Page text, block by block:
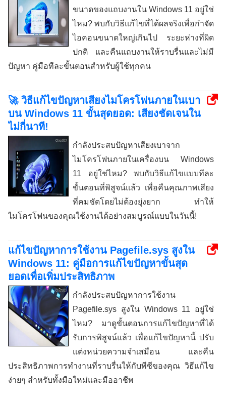
ขนาดของแถบงานใน Windows 11 อยู่ใช่
ไหม? พบกับวิธีแก้ไขที่ได้ผลจริงเพื่อกำจัด
ไอคอนขนาดใหญ่เกินไป ระยะห่างที่ผิด
ปกติ และคืนแถบงานให้ราบรื่นและไม่มี
ปัญหา คู่มือทีละขั้นตอนสำหรับผู้ใช้ทุกคน
🚀 วิธีแก้ไขปัญหาเสียงไมโครโฟนภายในเบา
บน Windows 11 ขั้นสุดยอด: เสียงชัดเจนใน
ไม่กี่นาที!
กำลังประสบปัญหาเสียงเบาจาก
ไมโครโฟนภายในเครื่องบน Windows
11 อยู่ใช่ไหม? พบกับวิธีแก้ไขแบบทีละ
ขั้นตอนที่พิสูจน์แล้ว เพื่อคืนคุณภาพเสียง
ที่คมชัดโดยไม่ต้องยุ่งยาก ทำให้
ไมโครโฟนของคุณใช้งานได้อย่างสมบูรณ์แบบในวันนี้!
แก้ไขปัญหาการใช้งาน Pagefile.sys สูงใน
Windows 11: คู่มือการแก้ไขปัญหาขั้นสุด
ยอดเพื่อเพิ่มประสิทธิภาพ
กำลังประสบปัญหาการใช้งาน
Pagefile.sys สูงใน Windows 11 อยู่ใช่
ไหม? มาดูขั้นตอนการแก้ไขปัญหาที่ได้
รับการพิสูจน์แล้ว เพื่อแก้ไขปัญหานี้ ปรับ
แต่งหน่วยความจำเสมือน และคืน
ประสิทธิภาพการทำงานที่ราบรื่นให้กับพีซีของคุณ วิธีแก้ไข
ง่ายๆ สำหรับทั้งมือใหม่และมืออาชีพ